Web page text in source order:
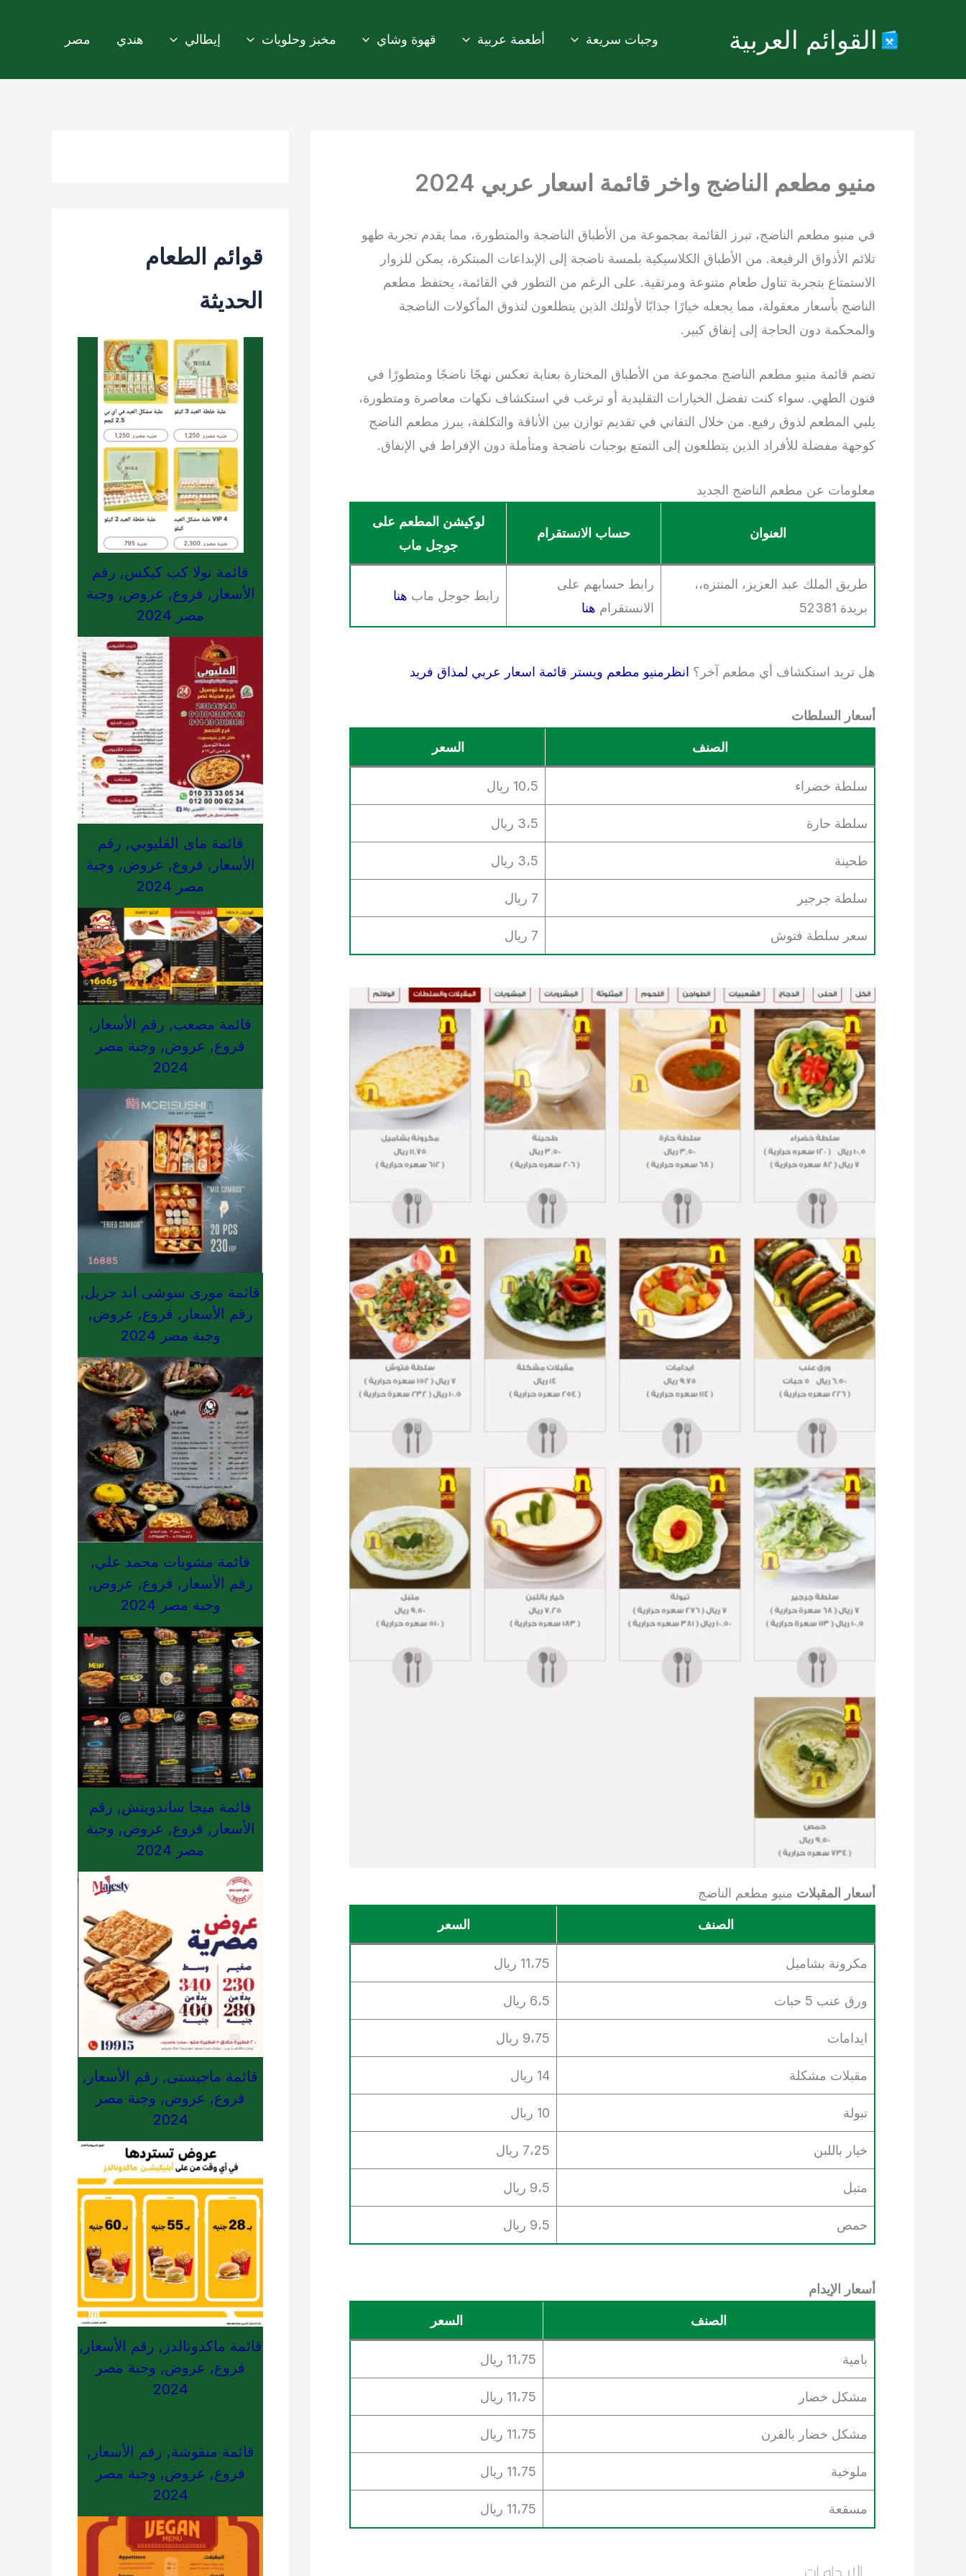
القوائم العربية وجبات سريعة أطعمة عربية قهوة وشاي مخبز وحلويات إيطالي هندي مصر
منيو مطعم الناضج واخر قائمة اسعار عربي 2024
في منيو مطعم الناضج، تبرز القائمة بمجموعة من الأطباق الناضجة والمتطورة، مما يقدم تجربة طهو
تلائم الأذواق الرفيعة. من الأطباق الكلاسيكية بلمسة ناضجة إلى الإبداعات المبتكرة، يمكن للزوار
الاستمتاع بتجربة تناول طعام متنوعة ومرتقية. على الرغم من التطور في القائمة، يحتفظ مطعم
الناضج بأسعار معقولة، مما يجعله خيارًا جذابًا لأولئك الذين يتطلعون لتذوق المأكولات الناضجة
والمحكمة دون الحاجة إلى إنفاق كبير.
تضم قائمة منيو مطعم الناضج مجموعة من الأطباق المختارة بعناية تعكس نهجًا ناضجًا ومتطورًا في
فنون الطهي. سواء كنت تفضل الخيارات التقليدية أو ترغب في استكشاف نكهات معاصرة ومتطورة،
يلبي المطعم لذوق رفيع. من خلال التفاني في تقديم توازن بين الأناقة والتكلفة، يبرز مطعم الناضج
كوجهة مفضلة للأفراد الذين يتطلعون إلى التمتع بوجبات ناضجة ومتأملة دون الإفراط في الإنفاق.
معلومات عن مطعم الناضج الجديد
العنوان حساب الانستقرام
لوكيشن المطعم على
جوجل ماب
طريق الملك عبد العزيز، المنتزه،،
بريدة 52381
رابط حسابهم على
الانستقرام هنا
رابط جوجل ماب هنا
هل تريد استكشاف أي مطعم آخر؟ انظرمنيو مطعم ويستر قائمة اسعار عربي لمذاق فريد
أسعار السلطات
الصنف السعر
سلطة خضراء 10،5 ريال
سلطة حارة 3،5 ريال
طحينة 3،5 ريال
سلطة جرجير 7 ريال
سعر سلطة فتوش 7 ريال
أسعار المقبلات منيو مطعم الناضج
الصنف السعر
مكرونة بشاميل 11،75 ريال
ورق عنب 5 حبات 6،5 ريال
ايدامات 9،75 ريال
مقبلات مشكلة 14 ريال
تبولة 10 ريال
خيار باللبن 7،25 ريال
متبل 9،5 ريال
حمص 9،5 ريال
أسعار الإيدام
الصنف السعر
بامية 11،75 ريال
مشكل خضار 11،75 ريال
مشكل خضار بالفرن 11،75 ريال
ملوخية 11،75 ريال
مسقعة 11،75 ريال
قوائم الطعام
الحديثة
قائمة نولا كب كيكس, رقم
الأسعار, فروع, عروض, وجبة
مصر 2024
قائمة ماى القليوبي, رقم
الأسعار, فروع, عروض, وجبة
مصر 2024
قائمة مصعب, رقم الأسعار,
فروع, عروض, وجبة مصر
2024
قائمة مورى سوشى اند جريل,
رقم الأسعار, فروع, عروض,
وجبة مصر 2024
قائمة مشويات محمد علي,
رقم الأسعار, فروع, عروض,
وجبة مصر 2024
قائمة ميجا ساندويتش, رقم
الأسعار, فروع, عروض, وجبة
مصر 2024
قائمة ماجيستى, رقم الأسعار,
فروع, عروض, وجبة مصر
2024
قائمة ماكدونالدز, رقم الأسعار,
فروع, عروض, وجبة مصر
2024
قائمة منقوشة, رقم الأسعار,
فروع, عروض, وجبة مصر
2024